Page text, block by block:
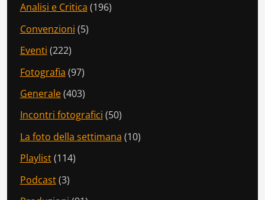
Analisi e Critica (196)
Convenzioni (5)
Eventi (222)
Fotografia (97)
Generale(403)
Incontri fotografici (50)
La foto della settimana (10)
Playlist(114)
Podcast(3)